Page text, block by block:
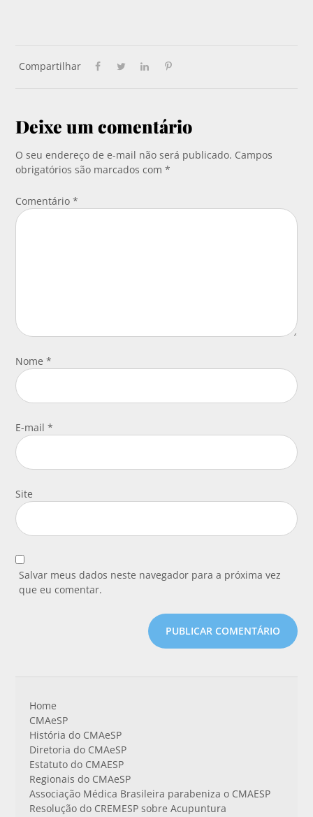
Compartilhar
Deixe um comentário
O seu endereço de e-mail não será publicado. Campos
obrigatórios são marcados com*
Comentário*
Nome*
E-mail*
Site
Salvar meus dados neste navegador para a próxima vez
que eu comentar.
Home
CMAeSP
História do CMAeSP
Diretoria do CMAeSP
Estatuto do CMAESP
Regionais do CMAeSP
Associação Médica Brasileira parabeniza o CMAESP
Resolução do CREMESP sobre Acupuntura